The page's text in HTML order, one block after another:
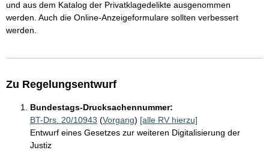
und aus dem Katalog der Privatklagedelikte ausgenommen
werden. Auch die Online-Anzeigeformulare sollten verbessert
werden.
Zu Regelungsentwurf
Bundestags-Drucksachennummer:
BT-Drs. 20/10943 (Vorgang) [alle RV hierzu]
Entwurf eines Gesetzes zur weiteren Digitalisierung der
Justiz